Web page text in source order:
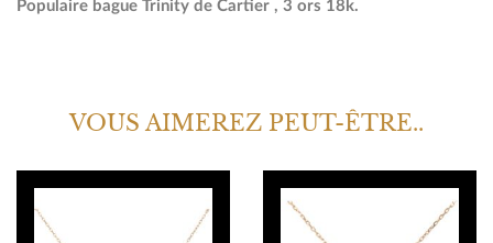
Populaire bague Trinity de Cartier , 3 ors 18k.
VOUS AIMEREZ PEUT-ÊTRE..